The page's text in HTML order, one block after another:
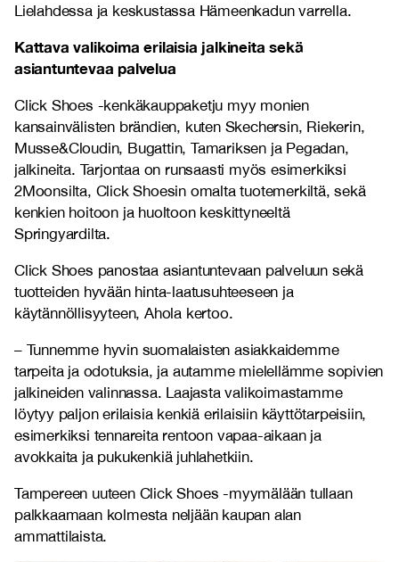
Lielahdessa ja keskustassa Hämeenkadun varrella.
Kattava valikoima erilaisia jalkineita sekä
asiantuntevaa palvelua
Click Shoes -kenkäkauppaketju myy monien
kansainvälisten brändien, kuten Skechersin, Riekerin,
Musse&Cloudin, Bugattin, Tamariksen ja Pegadan,
jalkineita. Tarjontaa on runsaasti myös esimerkiksi
2Moonsilta, Click Shoesin omalta tuotemerkiltä, sekä
kenkien hoitoon ja huoltoon keskittyneeltä
Springyardilta.
Click Shoes panostaa asiantuntevaan palveluun sekä
tuotteiden hyvään hinta-laatusuhteeseen ja
käytännöllisyyteen, Ahola kertoo.
– Tunnemme hyvin suomalaisten asiakkaidemme
tarpeita ja odotuksia, ja autamme mielellämme sopivien
jalkineiden valinnassa. Laajasta valikoimastamme
löytyy paljon erilaisia kenkiä erilaisiin käyttötarpeisiin,
esimerkiksi tennareita rentoon vapaa-aikaan ja
avokkaita ja pukukenkiä juhlahetkiin.
Tampereen uuteen Click Shoes -myymälään tullaan
palkkaamaan kolmesta neljään kaupan alan
ammattilaista.